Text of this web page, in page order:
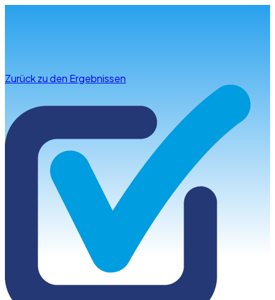
Zurück zu den Ergebnissen